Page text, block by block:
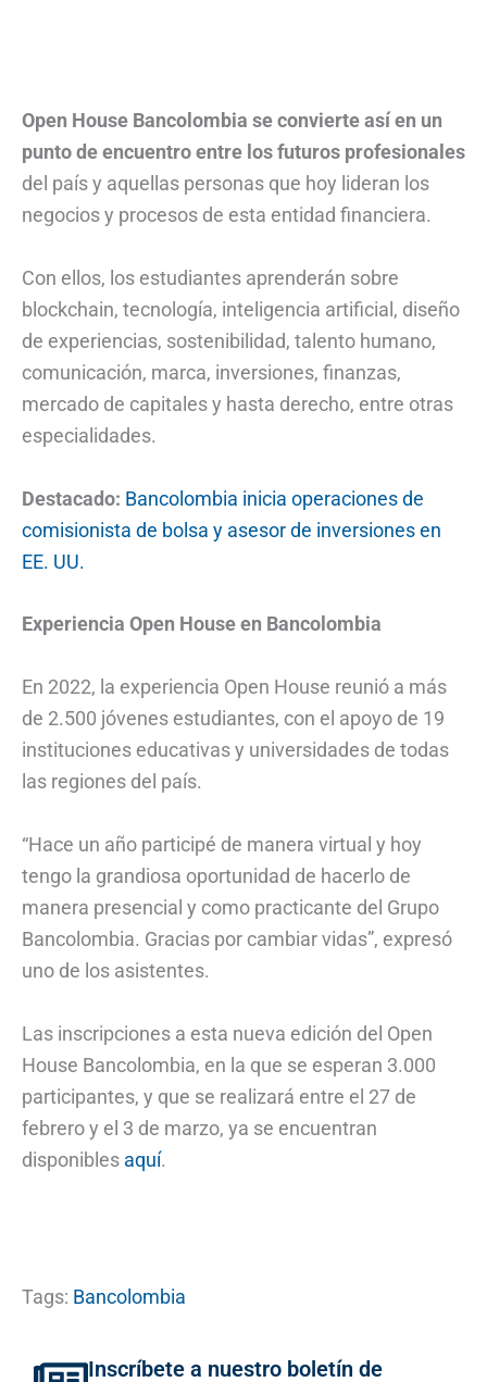
Open House Bancolombia se convierte así en un
punto de encuentro entre los futuros profesionales
del país y aquellas personas que hoy lideran los
negocios y procesos de esta entidad financiera.
Con ellos, los estudiantes aprenderán sobre
blockchain, tecnología, inteligencia artificial, diseño
de experiencias, sostenibilidad, talento humano,
comunicación, marca, inversiones, finanzas,
mercado de capitales y hasta derecho, entre otras
especialidades.
Destacado: Bancolombia inicia operaciones de
comisionista de bolsa y asesor de inversiones en
EE. UU.
Experiencia Open House en Bancolombia
En 2022, la experiencia Open House reunió a más
de 2.500 jóvenes estudiantes, con el apoyo de 19
instituciones educativas y universidades de todas
las regiones del país.
“Hace un año participé de manera virtual y hoy
tengo la grandiosa oportunidad de hacerlo de
manera presencial y como practicante del Grupo
Bancolombia. Gracias por cambiar vidas”, expresó
uno de los asistentes.
Las inscripciones a esta nueva edición del Open
House Bancolombia, en la que se esperan 3.000
participantes, y que se realizará entre el 27 de
febrero y el 3 de marzo, ya se encuentran
disponibles aquí.
Tags: Bancolombia
Inscríbete a nuestro boletín de